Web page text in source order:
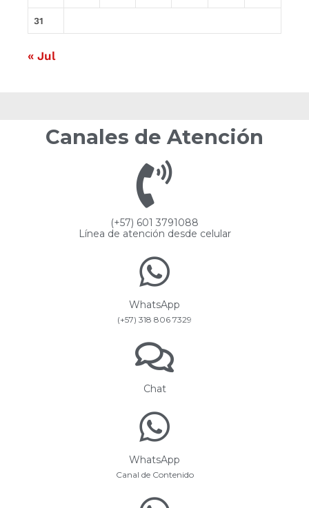
31
« Jul
Canales de Atención
(+57) 601 3791088
Línea de atención desde celular
WhatsApp
(+57) 318 806 7329
Chat
WhatsApp
Canal de Contenido